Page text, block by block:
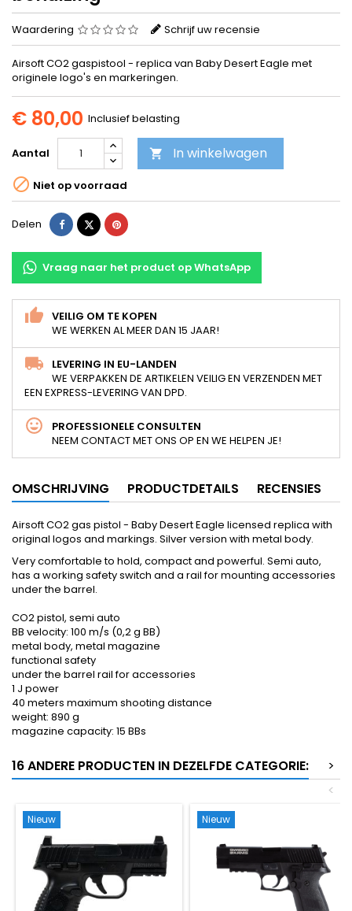
Waardering Schrijf uw recensie
Airsoft CO2 gaspistool - replica van Baby Desert Eagle met
originele logo's en markeringen.
€ 80,00 Inclusief belasting
Aantal  In winkelwagen
 Niet op voorraad
Delen DelenTweetPinterest
Vraag naar het product op WhatsApp
VEILIG OM TE KOPEN
WE WERKEN AL MEER DAN 15 JAAR!
LEVERING IN EU-LANDEN
WE VERPAKKEN DE ARTIKELEN VEILIG EN VERZENDEN MET
EEN EXPRESS-LEVERING VAN DPD.
PROFESSIONELE CONSULTEN
NEEM CONTACT MET ONS OP EN WE HELPEN JE!
OMSCHRIJVING PRODUCTDETAILS RECENSIES
Airsoft CO2 gas pistol - Baby Desert Eagle licensed replica with
original logos and markings. Silver version with metal body.
Very comfortable to hold, compact and powerful. Semi auto,
has a working safety switch and a rail for mounting accessories
under the barrel.
CO2 pistol, semi auto
BB velocity: 100 m/s (0,2 g BB)
metal body, metal magazine
functional safety
under the barrel rail for accessories
1 J power
40 meters maximum shooting distance
weight: 890 g
magazine capacity: 15 BBs
16 ANDERE PRODUCTEN IN DEZELFDE CATEGORIE:
>
<
Nieuw Nieuw